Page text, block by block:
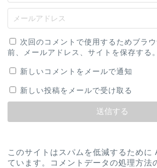
次回のコメントで使用するためブラ
前、メールアドレス、サイトを保存する。
新しいコメントをメールで通知
新しい投稿をメールで受け取る
このサイトはスパムを低減するために
ています。
コメントデータの処理方法